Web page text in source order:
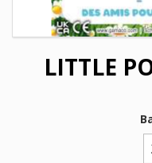
LITTLE